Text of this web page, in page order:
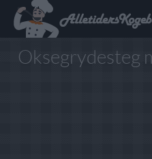
Oksegrydesteg